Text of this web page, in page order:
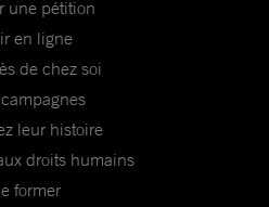
une pétition
en ligne
de chez soi
leur histoire
droits humains
former